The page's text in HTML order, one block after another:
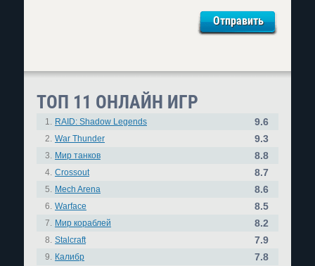
ТОП 11 ОНЛАЙН ИГР
1. RAID: Shadow Legends 9.6
2. War Thunder 9.3
3. Мир танков 8.8
4. Crossout 8.7
5. Mech Arena 8.6
6. Warface 8.5
7. Мир кораблей 8.2
8. Stalcraft 7.9
9. Калибр 7.8